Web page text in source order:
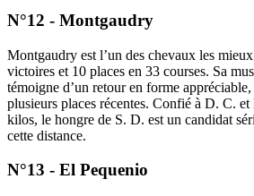
N°12 - Montgaudry
Montgaudry est l’un des chevaux les
victoires et 10 places en 33 courses. Sa
témoigne d’un retour en forme
plusieurs places récentes. Confié à D. C.
kilos, le hongre de S. D. est un candidat
cette distance.
N°13 - El Pequenio